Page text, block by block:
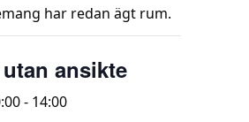
har redan ägt rum.
ansikte
- 14:00